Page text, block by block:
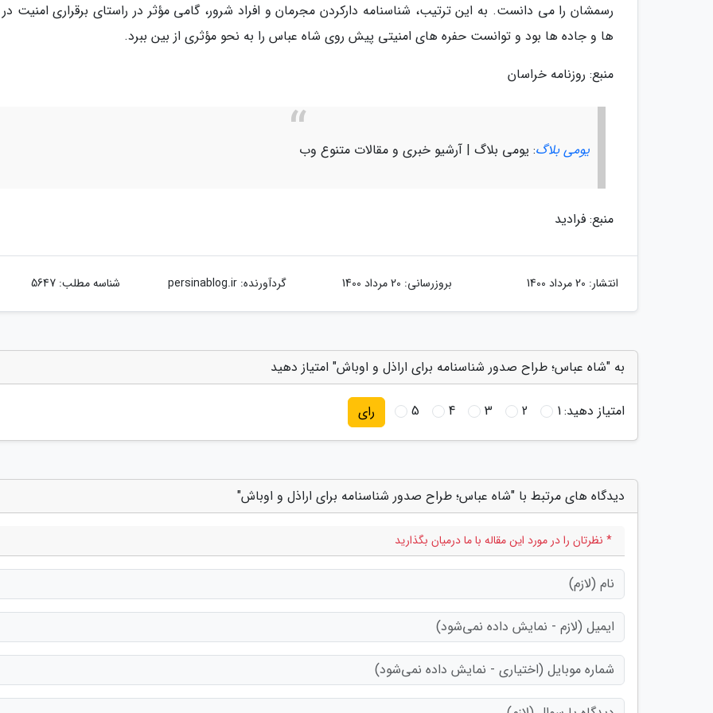
رسمشان را می دانست. به این ترتیب، شناسنامه دارکردن مجرمان و افراد شرور، گامی مؤثر در راستای برقراری امنیت
ها و جاده ها بود و توانست حفره های امنیتی پیش روی شاه عباس را به نحو مؤثری از بین ببرد.
منبع: روزنامه خراسان
یومی بلاگ: یومی بلاگ | آرشیو خبری و مقالات متنوع وب
منبع: فرادید
انتشار: 20 مرداد 1400 بروزرسانی: 20 مرداد 1400 گردآورنده:persinablog.ir شناسه مطلب: 5647
به "شاه عباس؛ طراح صدور شناسنامه برای اراذل و اوباش" امتیاز دهید
امتیاز دهید:1
2
3
4
5 رای
دیدگاه های مرتبط با "شاه عباس؛ طراح صدور شناسنامه برای اراذل و اوباش"
* نظرتان را در مورد این مقاله با ما درمیان بگذارید